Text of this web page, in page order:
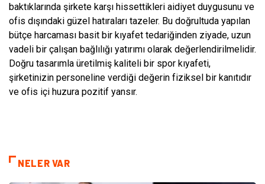
baktıklarında şirkete karşı hissettikleri aidiyet duygusunu ve
ofis dışındaki güzel hatıraları tazeler. Bu doğrultuda yapılan
bütçe harcaması basit bir kıyafet tedariğinden ziyade, uzun
vadeli bir çalışan bağlılığı yatırımı olarak değerlendirilmelidir.
Doğru tasarımla üretilmiş kaliteli bir spor kıyafeti,
şirketinizin personeline verdiği değerin fiziksel bir kanıtıdır
ve ofis içi huzura pozitif yansır.
NELER VAR